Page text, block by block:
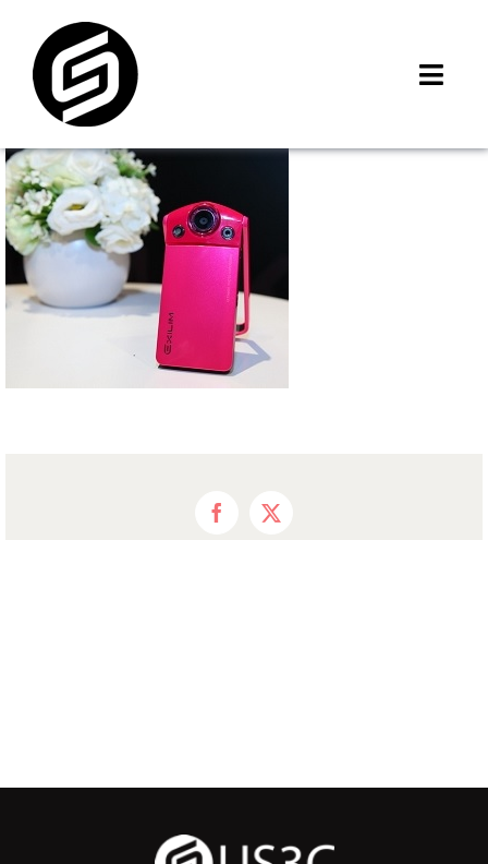
content
門市據點
iMCheck APP
iPhone 回收價
線上商城
MSI 舊換新
Facebook
X